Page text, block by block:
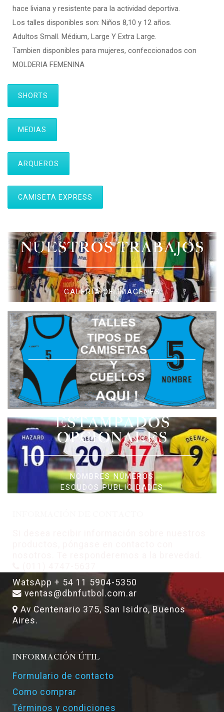
hace liviana y resistente para la actividad deportiva.
Los talles disponibles son: Niños 8,10 y 12 años.
Adultos Small. Médium, Large Y Extra Large.
Tambien disponibles para mujeres, confeccionados con
MOLDERIA FEMENINA
SHORTS
MEDIAS
ARQUEROS
CAMISETA EXPRESS
NUESTROS TRABAJOS
GALERIA DE IMAGENES
ESTAMPADOS
OPCIONALES
NOMBRES NÚMEROS
ESCUDOS PUBLICIDADES
WatsApp + 54 11 5904-5350
ventas@dbnfutbol.com.ar
Av Centenario 375, San Isidro, Buenos
Aires.
INFORMACIÓN ÚTIL
Formulario de contacto
Como comprar
Términos y condiciones